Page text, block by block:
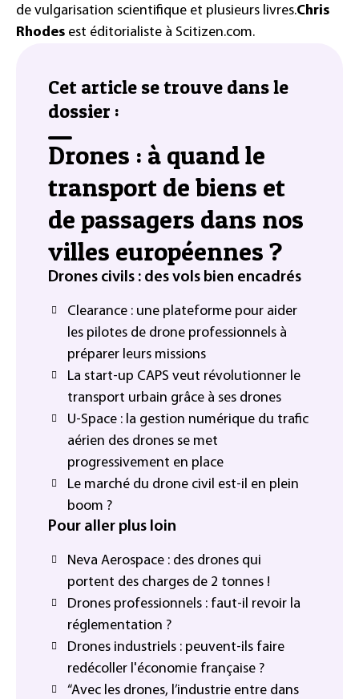
de vulgarisation scientifique et plusieurs livres.Chris
Rhodes est éditorialiste à Scitizen.com.
Cet article se trouve dans le
dossier :
Drones : à quand le
transport de biens et
de passagers dans nos
villes européennes ?
Drones civils : des vols bien encadrés
Clearance : une plateforme pour aider
les pilotes de drone professionnels à
préparer leurs missions
La start-up CAPS veut révolutionner le
transport urbain grâce à ses drones
U-Space : la gestion numérique du trafic
aérien des drones se met
progressivement en place
Le marché du drone civil est-il en plein
boom ?
Pour aller plus loin
Neva Aerospace : des drones qui
portent des charges de 2 tonnes !
Drones professionnels : faut-il revoir la
réglementation ?
Drones industriels : peuvent-ils faire
redécoller l'économie française ?
“Avec les drones, l’industrie entre dans